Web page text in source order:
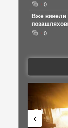
0
Вже вивели
0